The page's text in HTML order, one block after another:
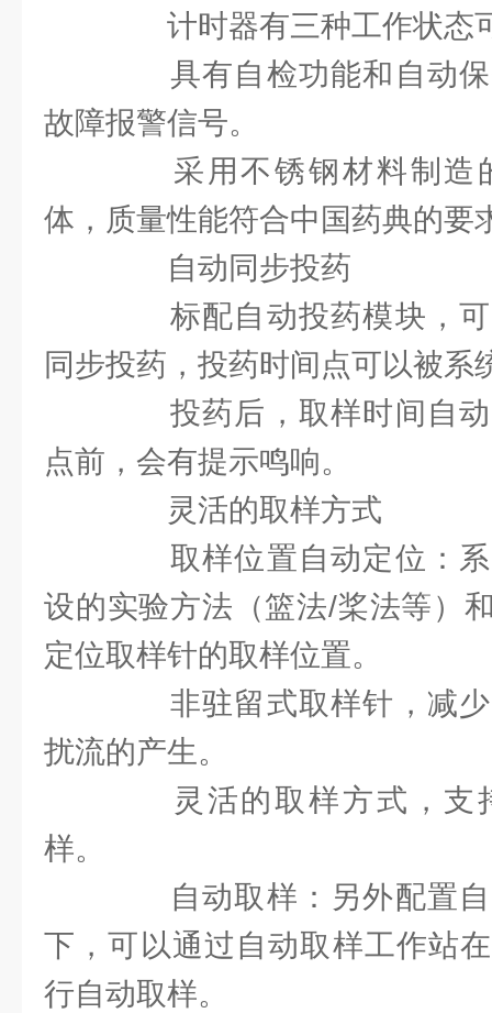
计时器有三种工作状态
具有自检功能和自动保
故障报警信号。
采用不锈钢材料制造
体，质量性能符合中国药典的要
自动同步投药
标配自动投药模块，可
同步投药，投药时间点可以被系
投药后，取样时间自动
点前，会有提示鸣响。
灵活的取样方式
取样位置自动定位：系
设的实验方法（篮法/桨法等）
定位取样针的取样位置。
非驻留式取样针，减少
扰流的产生。
灵活的取样方式，支
样。
自动取样：另外配置自
下，可以通过自动取样工作站
行自动取样。